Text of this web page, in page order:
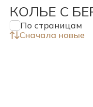
КОЛЬЕ С
По страницам
Сначала новые